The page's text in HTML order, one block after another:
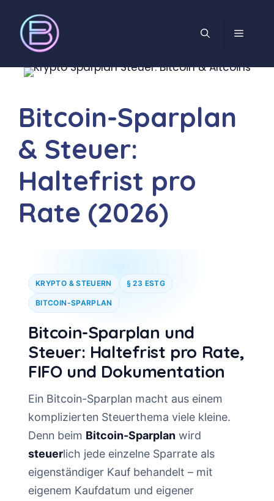
Inhalt
springen
MENÜ
Bitcoin-Sparplan
& Steuer:
Haltefrist pro
Rate (2026)
KRYPTO & STEUERN § 23 ESTG
BITCOIN-SPARPLAN
Bitcoin-Sparplan und
Steuer: Haltefrist pro Rate,
FIFO und Dokumentation
Ein Bitcoin-Sparplan macht aus einem
komplizierten Steuerthema viele kleine.
Denn beim Bitcoin-Sparplan wird
steuerlich jede einzelne Sparrate als
eigenständiger Kauf behandelt – mit
eigenem Kaufdatum und eigener